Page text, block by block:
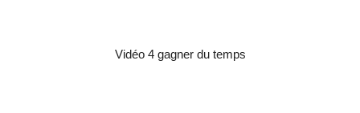
Vidéo 4 gagner du temps